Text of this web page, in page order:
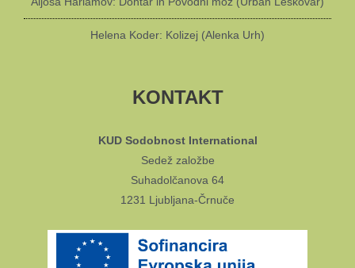
Helena Koder: Kolizej (Alenka Urh)
KONTAKT
KUD Sodobnost International
Sedež založbe
Suhadolčanova 64
1231 Ljubljana-Črnuče